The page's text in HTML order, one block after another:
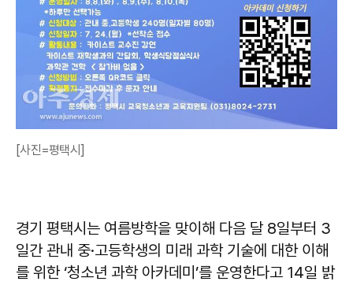
[사진=평택시]
경기 평택시는 여름방학을 맞이해 다음 달 8일부터 3
일간 관내 중·고등학생의 미래 과학 기술에 대한 이해
를 위한 ‘청소년 과학 아카데미’를 운영한다고 14일 밝